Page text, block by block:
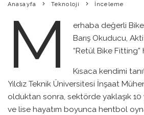
Anasayfa Teknoloji İnceleme
M
erhaba değerli
Barış Okuducu,
“Retül Bike
Kısaca kendimi
Yıldız Teknik Üniversitesi İnşaat
olduktan sonra, sektörde yaklaşık 10
ve lise hayatım boyunca hentbol